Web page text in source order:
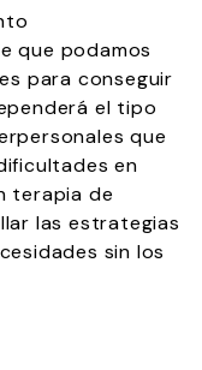
que podamos
para conseguir
el tipo
que
en
terapia de
las estrategias
sin los